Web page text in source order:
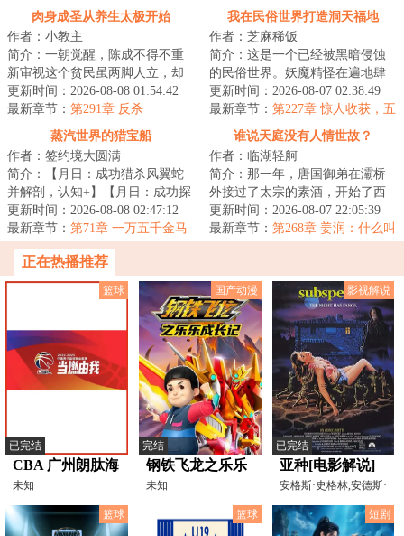
年一见，山门仍在
票）
肉身成圣从养生太极开始
作者：小教主
简介：一朝觉醒，陈成不得不重
新审视这个贫民虽两脚人立，却
与待宰牲口无异的世界……人
祸，诡厄，天倾…...
更新时间：2026-08-08 01:54:42
最新章节： 第291章 反杀
我在民俗世界打造洞天福地
作者：芝麻稀饭
简介：这是一个已经被黑暗侵蚀
的民俗世界。妖魔精怪在遍地肆
意生长，人族只能在夹缝中艰难
求生。沈易一朝...
更新时间：2026-08-07 02:38:49
最新章节： 第227章 惊人收获，五
方上冥福地！
蒸汽世界的猎宝船
作者：签约境大圆满
简介：【月日：成功猎杀风翼蛇
并解剖，认知+】【月日：成功探
索荒废空岛并撤离。获得“微型差
分机”，可...
更新时间：2026-08-08 02:47:12
最新章节： 第71章 一万五千金马
克！
谁说天庭没有人情世故？
作者：临湖轻舸
简介：那一年，唐国御弟在灞桥
外接过了太宗的素酒，开始了西
行求法之路。那一年，天庭大长
公主思凡下界，...
更新时间：2026-08-07 22:05:39
最新章节： 第268章 姜润：什么叫
正在热播推荐
篮球
已完结
CBA 广州朗肽海
本vs山东高速
20250113
未知
国产动漫
完结
钢铁飞龙之乐乐
成长记
未知
影视解说
已完结
亚种[电影解说]
安格斯·史格林,安德斯·
霍夫,IrinaMovila,
篮球
篮球 短剧